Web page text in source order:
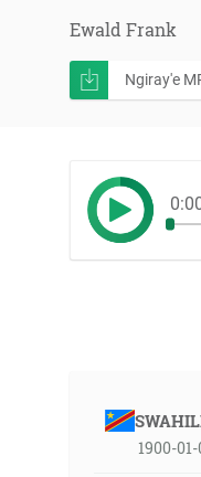
Ewald Frank
Ngiray'e
1900-